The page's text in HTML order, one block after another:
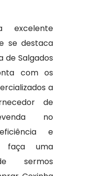
excelente
se destaca
de Salgados
com os
a
de
no
e
faça uma
sermos